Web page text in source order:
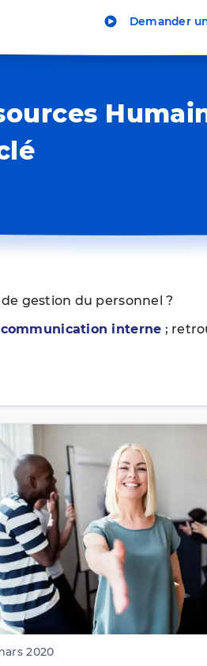
Demander
gestion du personnel ?
communication interne ;
2020